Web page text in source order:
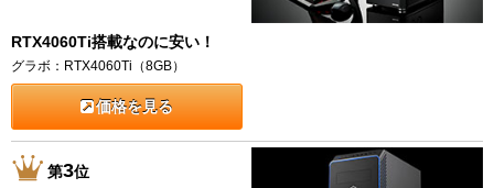
RTX4060Ti搭載なのに安い！
グラボ：RTX4060Ti（8GB）
価格を見る
第3位